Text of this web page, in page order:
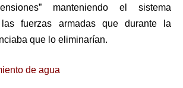
manteniendo el sistema
fuerzas armadas que durante la
que lo eliminarían.
de agua